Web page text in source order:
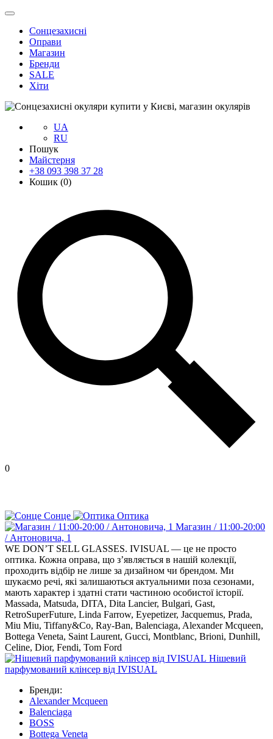
Сонцезахисні
Оправи
Магазин
Бренди
SALE
Хіти
UA
RU
Пошук
Майстерня
+38 093 398 37 28
Кошик (0)
0
Сонце
Оптика
Магазин / 11:00-20:00
/ Антоновича, 1
WE DON’T SELL GLASSES. IVISUAL — це не просто
оптика. Кожна оправа, що з’являється в нашій колекції,
проходить відбір не лише за дизайном чи брендом. Ми
шукаємо речі, які залишаються актуальними поза сезонами,
мають характер і здатні стати частиною особистої історії.
Massada, Matsuda, DITA, Dita Lancier, Bulgari, Gast,
RetroSuperFuture, Linda Farrow, Eyepetizer, Jacquemus, Prada,
Miu Miu, Tiffany&Co, Ray-Ban, Balenciaga, Alexander Mcqueen,
Bottega Veneta, Saint Laurent, Gucci, Montblanc, Brioni, Dunhill,
Celine, Dior, Fendi, Tom Ford
Нішевий
парфумований клінсер від IVISUAL
Бренди:
Alexander Mcqueen
Balenciaga
BOSS
Bottega Veneta